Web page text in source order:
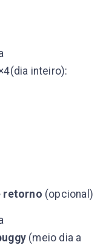
inteiro):
retorno (opcional)
(meio dia a